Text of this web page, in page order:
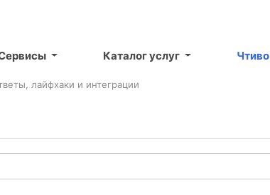
Каталог услуг Чтиво
лайфхаки и интеграции